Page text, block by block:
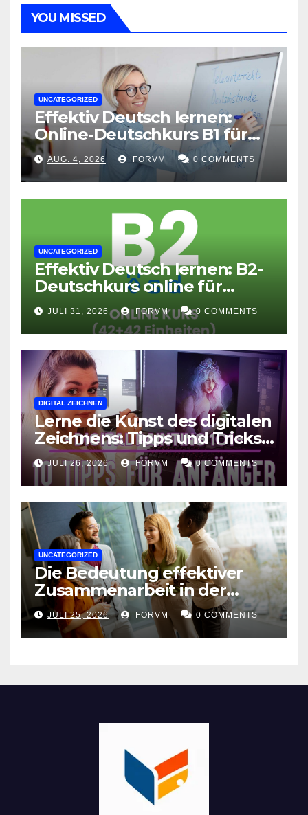
YOU MISSED
UNCATEGORIZED
Effektiv Deutsch lernen:
Online-Deutschkurs B1 für
flexible Lernerfolge
AUG. 4, 2026 FORVM 0 COMMENTS
UNCATEGORIZED
Effektiv Deutsch lernen: B2-
Deutschkurs online für
Fortgeschrittene
JULI 31, 2026 FORVM 0 COMMENTS
DIGITAL ZEICHNEN
Lerne die Kunst des digitalen
Zeichnens: Tipps und Tricks
für kreative Ausdruckskunst
JULI 26, 2026 FORVM 0 COMMENTS
UNCATEGORIZED
Die Bedeutung effektiver
Zusammenarbeit in der
Arbeitswelt
JULI 25, 2026 FORVM 0 COMMENTS